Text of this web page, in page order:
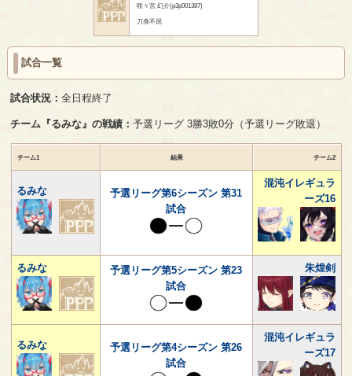
咲々宮 幻介(p3p001387)
刀身不屈
試合一覧
試合状況：全日程終了
チーム『るみな』の戦績：予選リーグ 3勝3敗0分（予選リーグ敗退）
チーム1 結果 チーム2
るみな
予選リーグ第6シーズン 第31
試合
混沌イレギュラ
ーズ16
るみな
予選リーグ第5シーズン 第23
試合
朱煌剣
るみな
予選リーグ第4シーズン 第26
試合
混沌イレギュラ
ーズ17